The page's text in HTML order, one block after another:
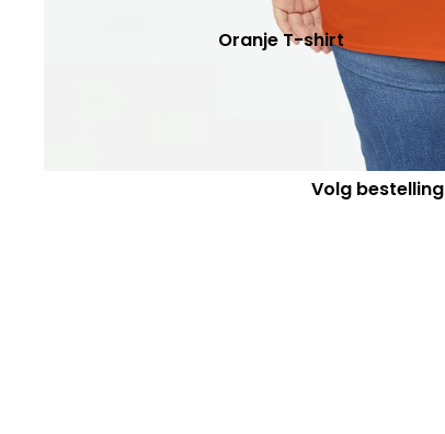
kleinkinderen
Voor koppels
Afscheid collega
Oranje T-shirt
Volg bestelling